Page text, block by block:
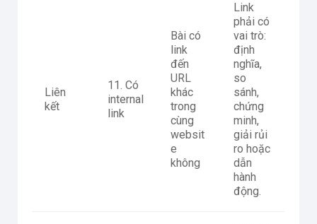
Liên
kết
11. Có
internal
link
Bài có
link
đến
URL
khác
trong
cùng
websit
e
không
Link
phải có
vai trò:
định
nghĩa,
so
sánh,
chứng
minh,
giải rủi
ro hoặc
dẫn
hành
động.